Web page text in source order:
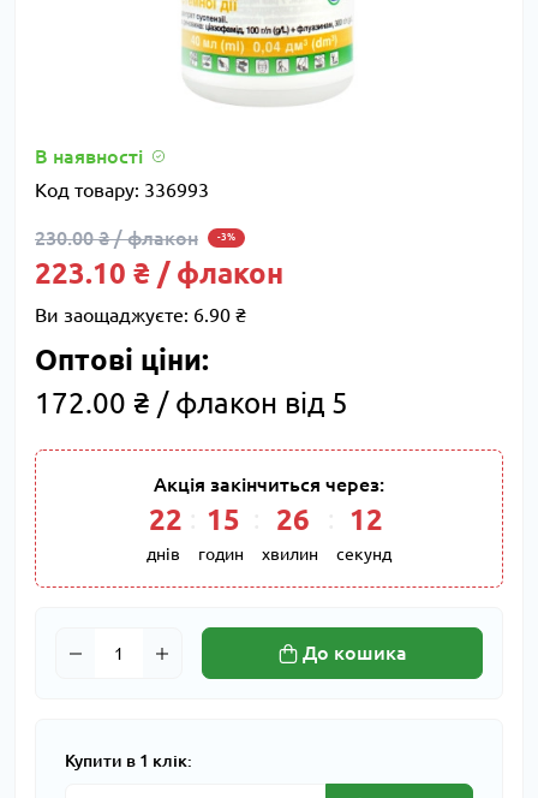
В наявності
Код товару: 336993
230.00 ₴ / флакон -3%
223.10 ₴ / флакон
Ви заощаджуєте: 6.90 ₴
Оптові ціни:
172.00 ₴ / флакон від 5
Акція закінчиться через:
22
днів
15
годин
26
хвилин
11
секунд
До кошика
Купити в 1 клік: